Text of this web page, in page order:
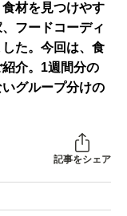
材を見つけやす
フードコーディ
た。今回は、食
介。1週間分の
グループ分けの
記事をシェア